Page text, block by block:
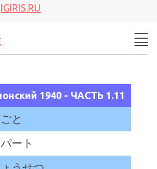
IGIRIS.RU
1940 - ЧАСТЬ 1.11
と
ート